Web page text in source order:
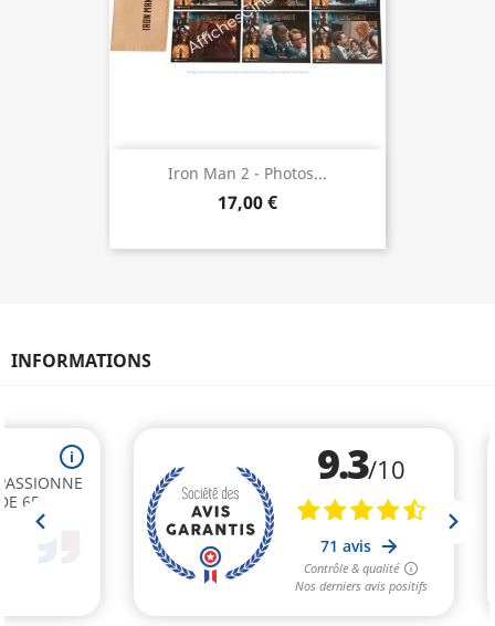
Iron Man 2 - Photos...
17,00 €
INFORMATIONS